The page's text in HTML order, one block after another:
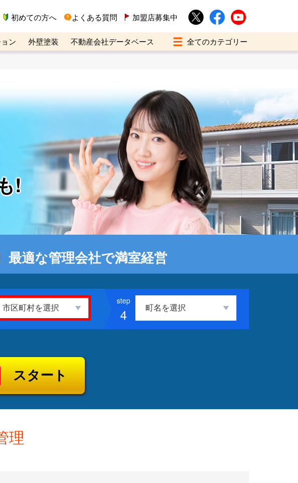
初めての方へ よくある質問 加盟店募集中
ン 外壁塗装
不動産会社データベース
ご相談デスク
!
最適な管理会社で満室経営
4
スタート
理